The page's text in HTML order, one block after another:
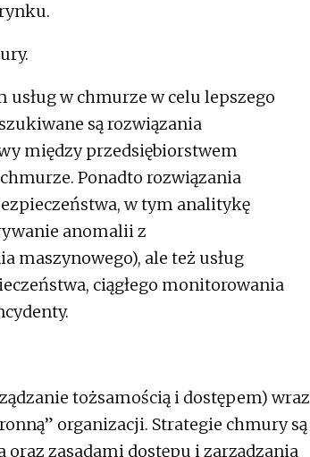
w chmurze w celu lepszego
są rozwiązania
między przedsiębiorstwem
Ponadto rozwiązania
w tym analitykę
anomalii z
ale też usług
ciągłego monitorowania
tożsamością i dostępem) wraz
organizacji. Strategie chmury są
zasadami dostępu i zarządzania